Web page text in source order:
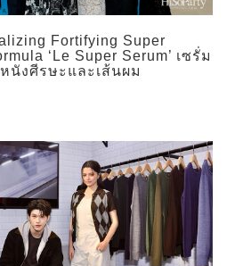
Fortifying Super
‘Le Super Serum’ เซรั่ม
นังศีรษะและเส้นผม